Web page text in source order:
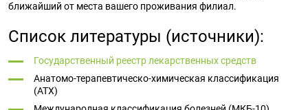
ближайший от места вашего проживания филиал.
Список литературы (источники):
Государственный реестр лекарственных средств
Анатомо-терапевтическо-химическая классификация
(ATX)